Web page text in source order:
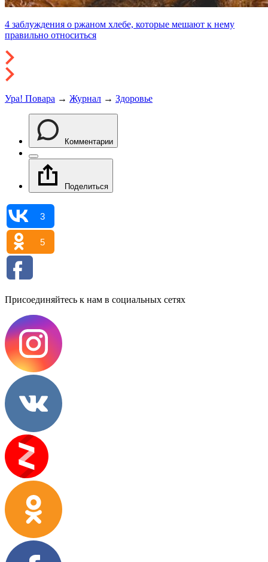
4 заблуждения о ржаном хлебе, которые мешают к нему
правильно относиться
Ура! Повара → Журнал → Здоровье
Комментарии
Поделиться
3
5
Присоединяйтесь к нам в социальных сетях